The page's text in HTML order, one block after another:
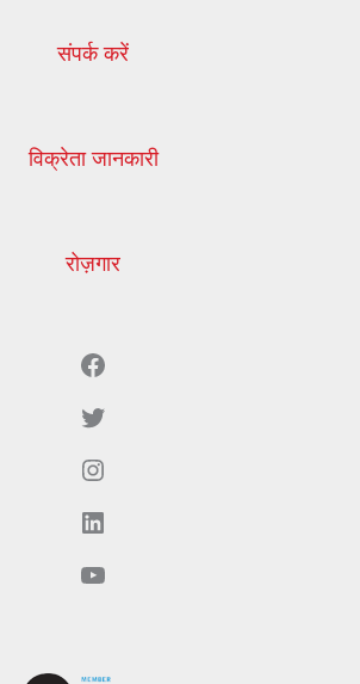
संपर्क करें
विक्रेता जानकारी
रोज़गार
Facebook
ट्विटर
Instagram
LinkedIn
YouTube